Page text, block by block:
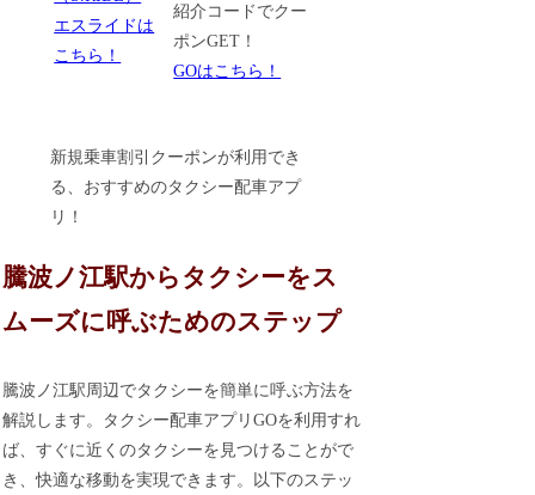
エスライドは
こちら！
紹介コードでクー
ポンGET！
GOはこちら！
新規乗車割引クーポンが利用でき
る、おすすめのタクシー配車アプ
リ！
騰波ノ江駅からタクシーをス
ムーズに呼ぶためのステップ
騰波ノ江駅周辺でタクシーを簡単に呼ぶ方法を
解説します。タクシー配車アプリGOを利用すれ
ば、すぐに近くのタクシーを見つけることがで
き、快適な移動を実現できます。以下のステッ